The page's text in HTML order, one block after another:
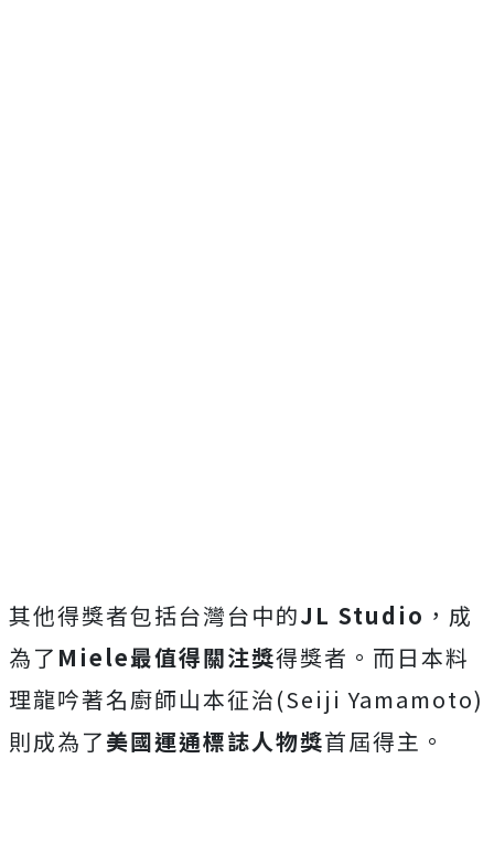
其他得獎者包括台灣台中的JL Studio ，成
為了 Miele最值得關注獎得獎者。而日本料
理龍吟著名廚師山本征治(Seiji Yamamoto)
則成為了美國運通標誌人物獎首屆得主。